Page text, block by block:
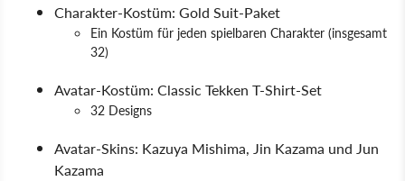
Charakter-Kostüm: Gold Suit-Paket
Ein Kostüm für jeden spielbaren Charakter (insgesamt
32)
Avatar-Kostüm: Classic Tekken T-Shirt-Set
32 Designs
Avatar-Skins: Kazuya Mishima, Jin Kazama und Jun
Kazama